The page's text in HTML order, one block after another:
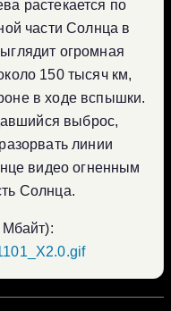
растекается по
части Солнца в
огромная
150 тысяч км,
в ходе вспышки.
выброс,
линии
видео огненным
Солнца.
Мбайт):